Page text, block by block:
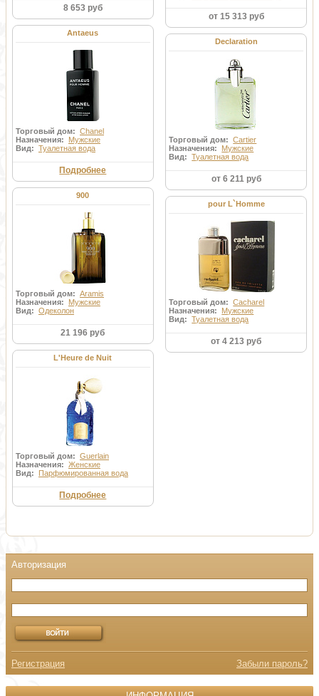
8 653 руб
от 15 313 руб
Antaeus
Торговый дом: Chanel
Назначения: Мужские
Вид: Туалетная вода
Подробнее
Declaration
Торговый дом:Cartier
Назначения: Мужские
Вид:Туалетная вода
от 6 211 руб
900
Торговый дом: Aramis
Назначения: Мужские
Вид: Одеколон
21 196 руб
pour L`Homme
Торговый дом:Cacharel
Назначения: Мужские
Вид:Туалетная вода
от 4 213 руб
L'Heure de Nuit
Торговый дом: Guerlain
Назначения: Женские
Вид:
Парфюмированная вода
Подробнее
Регистрация Забыли пароль?